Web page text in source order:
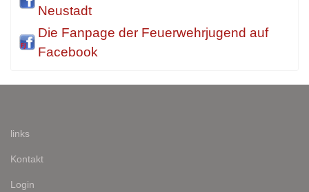
Neustadt
Die Fanpage der Feuerwehrjugend auf
Facebook
links
Kontakt
Login